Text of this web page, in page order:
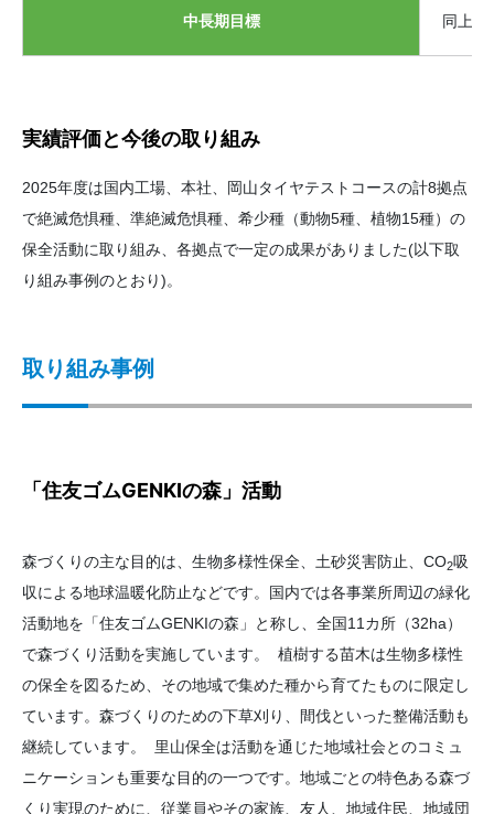
中長期目標 同上
実績評価と今後の取り組み
2025年度は国内工場、本社、岡山タイヤテストコースの計8拠点
で絶滅危惧種、準絶滅危惧種、希少種（動物5種、植物15種）の
保全活動に取り組み、各拠点で一定の成果がありました(以下取
り組み事例のとおり)。
取り組み事例
「住友ゴムGENKIの森」活動
森づくりの主な目的は、生物多様性保全、土砂災害防止、CO2吸
収による地球温暖化防止などです。国内では各事業所周辺の緑化
活動地を「住友ゴムGENKIの森」と称し、全国11カ所（32ha）
で森づくり活動を実施しています。 植樹する苗木は生物多様性
の保全を図るため、その地域で集めた種から育てたものに限定し
ています。森づくりのための下草刈り、間伐といった整備活動も
継続しています。 里山保全は活動を通じた地域社会とのコミュ
ニケーションも重要な目的の一つです。地域ごとの特色ある森づ
くり実現のために、従業員やその家族、友人、地域住民、地域団